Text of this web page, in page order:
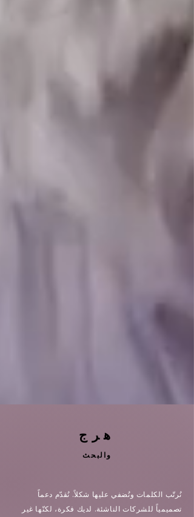
هرج
والبحث
نُرتّب الكلمات ونُضفي عليها شكلاً. نُقدّم دعماً
تصميمياً للشركات الناشئة. لديك فكرة، لكنّها غير